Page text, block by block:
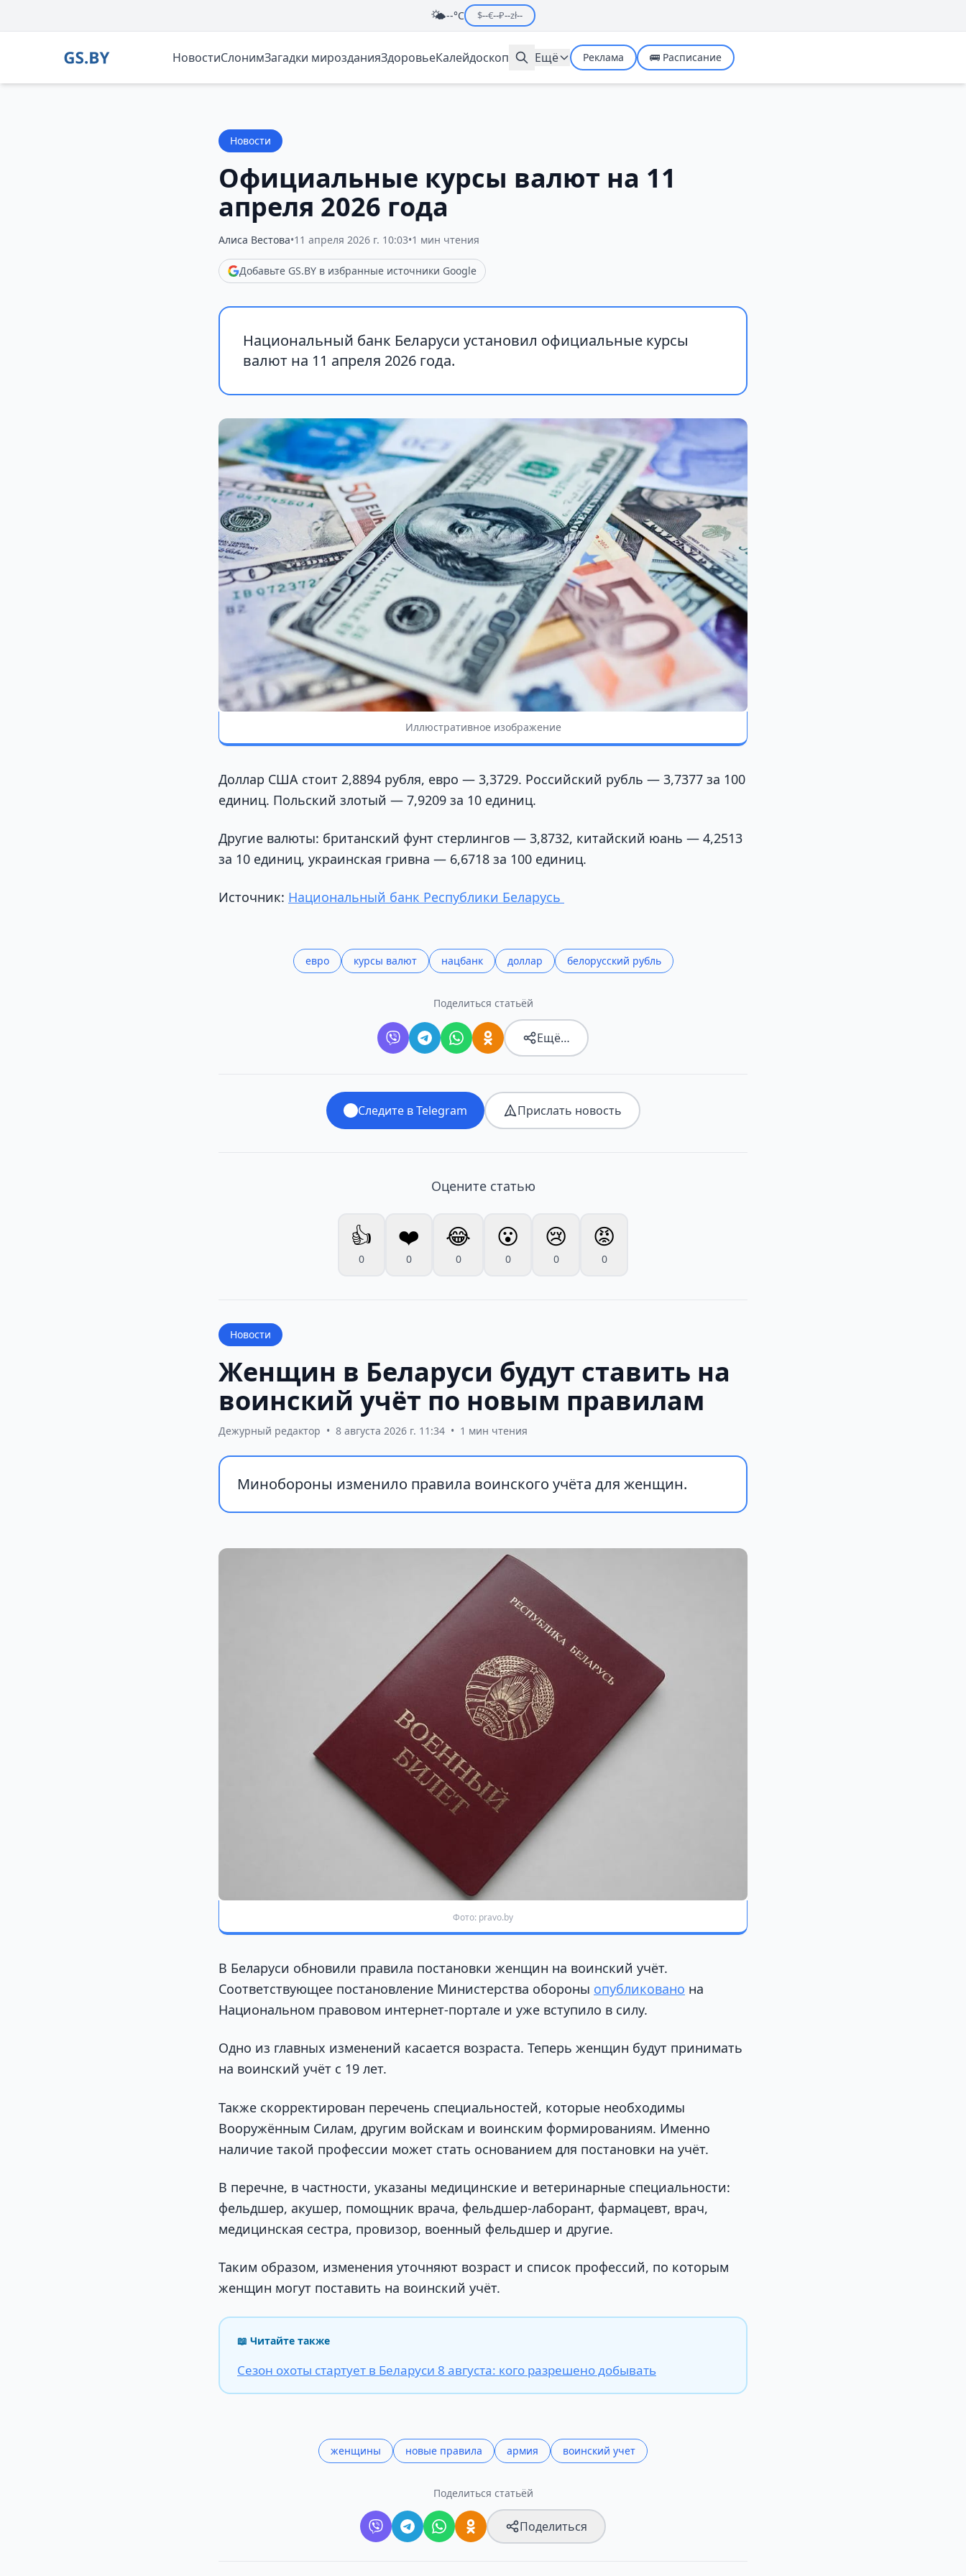
🌤️--°C $--€--₽--zł--
НовостиСлонимЗагадки мирозданияЗдоровьеКалейдоскоп Ещё Реклама 🚌 Расписание
Новости
Официальные курсы валют на 11
апреля 2026 года
Алиса Вестова•11 апреля 2026 г. 10:03•1 мин чтения
Добавьте GS.BY в избранные источники Google
Национальный банк Беларуси установил официальные курсы
валют на 11 апреля 2026 года.
Иллюстративное изображение
Доллар США стоит 2,8894 рубля, евро — 3,3729. Российский рубль — 3,7377 за 100
единиц. Польский злотый — 7,9209 за 10 единиц.
Другие валюты: британский фунт стерлингов — 3,8732, китайский юань — 4,2513
за 10 единиц, украинская гривна — 6,6718 за 100 единиц.
Источник: Национальный банк Республики Беларусь
евро курсы валют нацбанк доллар белорусский рубль
Поделиться статьёй
Ещё…
Следите в Telegram Прислать новость
Оцените статью
👍
0
❤️
0
😂
0
😮
0
😢
0
😡
0
Новости
Женщин в Беларуси будут ставить на
воинский учёт по новым правилам
Дежурный редактор • 8 августа 2026 г. 11:34 • 1 мин чтения
Минобороны изменило правила воинского учёта для женщин.
Фото: pravo.by
В Беларуси обновили правила постановки женщин на воинский учёт.
Соответствующее постановление Министерства обороны опубликовано на
Национальном правовом интернет-портале и уже вступило в силу.
Одно из главных изменений касается возраста. Теперь женщин будут принимать
на воинский учёт с 19 лет.
Также скорректирован перечень специальностей, которые необходимы
Вооружённым Силам, другим войскам и воинским формированиям. Именно
наличие такой профессии может стать основанием для постановки на учёт.
В перечне, в частности, указаны медицинские и ветеринарные специальности:
фельдшер, акушер, помощник врача, фельдшер-лаборант, фармацевт, врач,
медицинская сестра, провизор, военный фельдшер и другие.
Таким образом, изменения уточняют возраст и список профессий, по которым
женщин могут поставить на воинский учёт.
📖 Читайте также
Сезон охоты стартует в Беларуси 8 августа: кого разрешено добывать
женщины новые правила армия воинский учет
Поделиться статьёй
Поделиться